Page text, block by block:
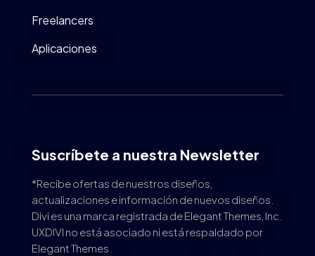
Freelancers
Aplicaciones
Suscríbete a nuestra Newsletter
*Recibe ofertas de nuestros diseños,
actualizaciones e información de nuevos diseños.
Divi es una marca registrada de Elegant Themes, Inc.
UXDIVI no está asociado ni está respaldado por
Elegant Themes.